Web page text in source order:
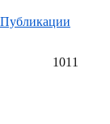
Публикации
1011